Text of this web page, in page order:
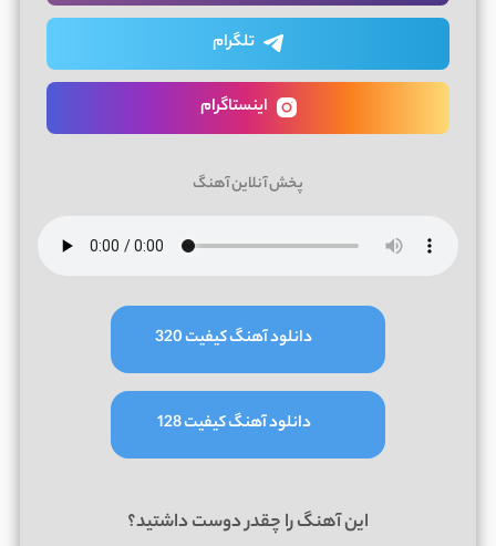
تلگرام
اینستاگرام
پخش آنلاین آهنگ
دانلود آهنگ کیفیت 320
دانلود آهنگ کیفیت 128
این آهنگ را چقدر دوست داشتید؟